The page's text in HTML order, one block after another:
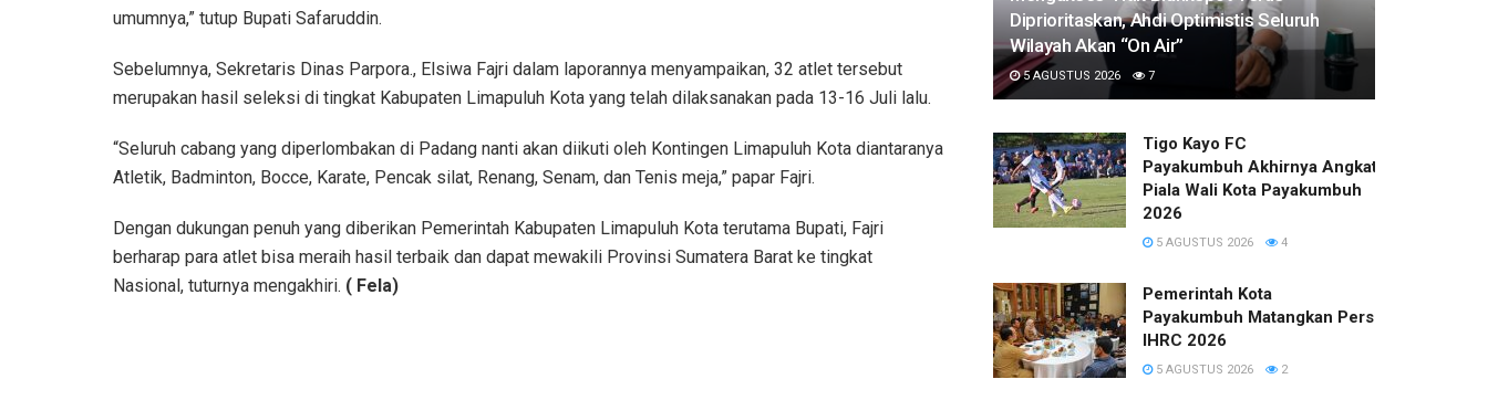
umumnya,” tutup Bupati Safaruddin.
Sebelumnya, Sekretaris Dinas Parpora., Elsiwa Fajri dalam laporannya menyampaikan, 32 atlet tersebut
merupakan hasil seleksi di tingkat Kabupaten Limapuluh Kota yang telah dilaksanakan pada 13-16 Juli lalu.
“Seluruh cabang yang diperlombakan di Padang nanti akan diikuti oleh Kontingen Limapuluh Kota diantaranya
Atletik, Badminton, Bocce, Karate, Pencak silat, Renang, Senam, dan Tenis meja,” papar Fajri.
Dengan dukungan penuh yang diberikan Pemerintah Kabupaten Limapuluh Kota terutama Bupati, Fajri
berharap para atlet bisa meraih hasil terbaik dan dapat mewakili Provinsi Sumatera Barat ke tingkat
Nasional, tuturnya mengakhiri. ( Fela)
Diprioritaskan, Ahdi Optimistis Seluruh
Wilayah Akan “On Air”
5 AGUSTUS 2026 7
Tigo Kayo FC
Payakumbuh Akhirnya Angkat Trofi
Piala Wali Kota Payakumbuh
2026
5 AGUSTUS 2026 4
Pemerintah Kota
Payakumbuh Matangkan Persiapan
IHRC 2026
5 AGUSTUS 2026 2